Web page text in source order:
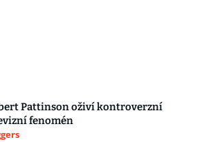
Pattinson oživí kontroverzní
fenomén